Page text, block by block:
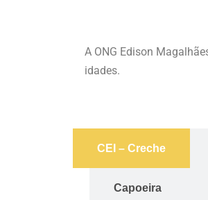
A ONG Edison
idades.
CEI – Creche
Capoeira